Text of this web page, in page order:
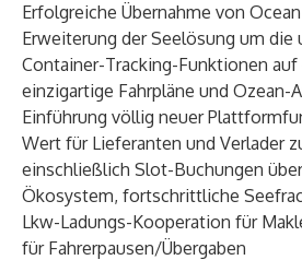
Erfolgreiche Übernahme von
Erweiterung der Seelösung um die
Container-Tracking-Funktionen
einzigartige Fahrpläne und Ozean-
Einführung völlig neuer
Wert für Lieferanten und Verlader
einschließlich Slot-Buchungen
Ökosystem, fortschrittliche
Lkw-Ladungs-Kooperation für
für Fahrerpausen/Übergaben